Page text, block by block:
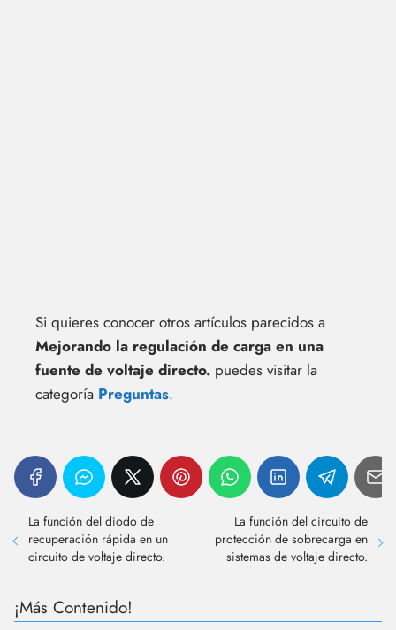
Si quieres conocer otros artículos parecidos a
Mejorando la regulación de carga en una
fuente de voltaje directo. puedes visitar la
categoría Preguntas.
La función del diodo de
recuperación rápida en un
circuito de voltaje directo.
La función del circuito de
protección de sobrecarga en
sistemas de voltaje directo.
¡Más Contenido!